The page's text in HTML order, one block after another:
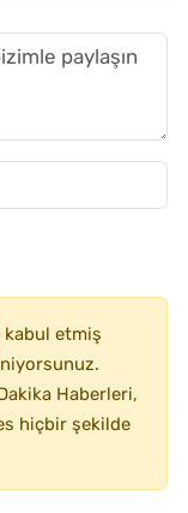
kabul etmiş
Haberleri,
hiçbir şekilde